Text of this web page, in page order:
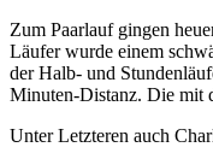
Zum Paarlauf gingen
Läufer wurde einem
der Halb- und
Minuten-Distanz. Die mit
Unter Letzteren auch